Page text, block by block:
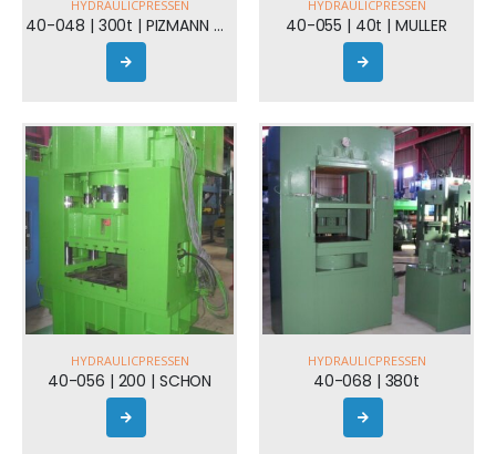
HYDRAULICPRESSEN
40-048 | 300t | PIZMANN & PFEIFER
HYDRAULICPRESSEN
40-055 | 40t | MULLER
HYDRAULICPRESSEN
40-056 | 200 | SCHON
HYDRAULICPRESSEN
40-068 | 380t